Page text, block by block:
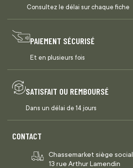
Consultez le délai sur chaque fiche
PAIEMENT SÉCURISÉ
Et en plusieurs fois
SATISFAIT OU REMBOURSÉ
Dans un délai de 14 jours
CONTACT
Chassemarket siège social
13 rue Arthur Lamendin